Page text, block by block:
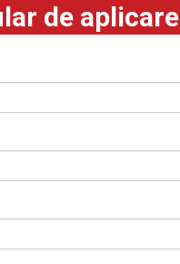
de aplicare